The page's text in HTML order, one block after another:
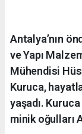
Antalya’nın
ve Yapı
Mühendisi
Kuruca,
yaşadı.
minik oğulları